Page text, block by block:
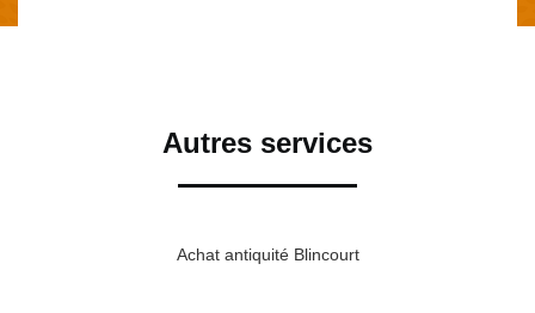
Autres services
Achat antiquité Blincourt